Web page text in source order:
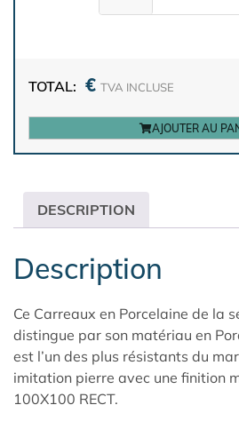
TOTAL: € TVA INCLUSE
AJOUTER AU
DESCRIPTION
Description
Ce Carreaux en Porcelaine de la
distingue par son matériau en
est l’un des plus résistants du
imitation pierre avec une finition
100X100 RECT.